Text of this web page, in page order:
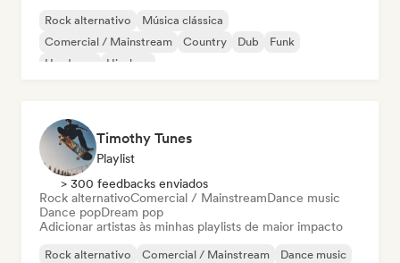
Rock alternativo
Música clássica
Comercial / Mainstream
Country Dub
Funk
Hardcore
Hip-hop
Timothy Tunes
Playlist
> 300 feedbacks enviados
Rock alternativoComercial / MainstreamDance music
Dance popDream pop
Adicionar artistas às minhas playlists de maior impacto
Rock alternativo Comercial / Mainstream
Dance music